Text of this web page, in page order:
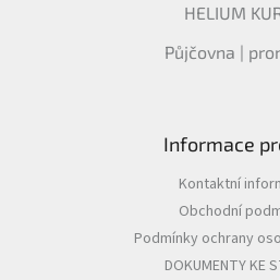
HELIUM
Půjčovna |
Informace
Kontaktní
Obchodní
Podmínky ochrany
DOKUMENTY KE